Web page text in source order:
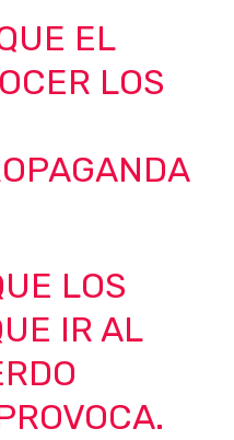
EL
LOS
LOS
IR AL